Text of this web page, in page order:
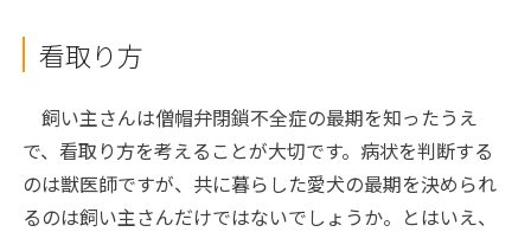
看取り方
飼い主さんは僧帽弁閉鎖不全症の最期を知ったうえ
で、看取り方を考えることが大切です。病状を判断する
のは獣医師ですが、共に暮らした愛犬の最期を決められ
るのは飼い主さんだけではないでしょうか。とはいえ、